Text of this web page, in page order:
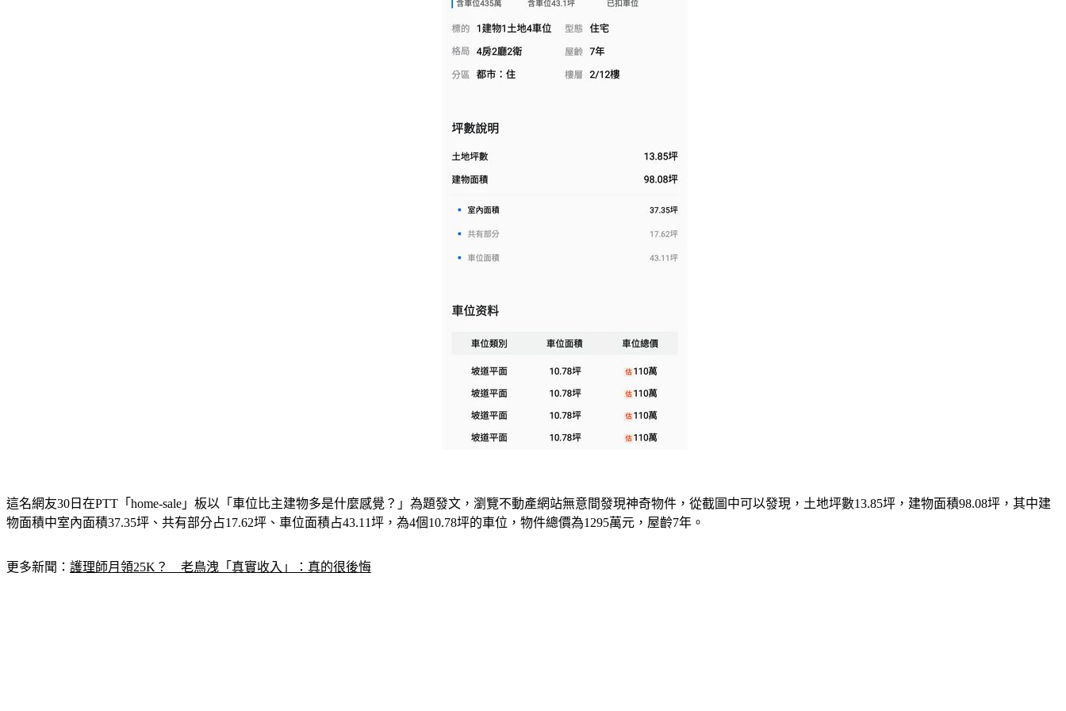
這名網友30日在PTT「home-sale」板以「車位比主建物多是什麼感覺？」為題發文，瀏覽不動產網站無意間發現神奇物件，從截圖中可以發現，土地坪數13.85坪，建物面積98.08坪，其中建
物面積中室內面積37.35坪、共有部分占17.62坪、車位面積占43.11坪，為4個10.78坪的車位，物件總價為1295萬元，屋齡7年。
更多新聞： 護理師月領25K？　老鳥洩「真實收入」：真的很後悔